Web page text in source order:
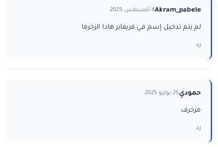
Akram_pabele4 أغسطس 2025
لم يتم تدخيل إسم في فريفاير هادا الزخرفا
رد
حمودي25 يوليو 2025
مزخرف
رد